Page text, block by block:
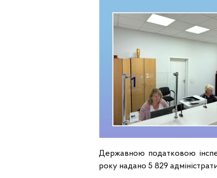
Державною податковою
року надано 5 829